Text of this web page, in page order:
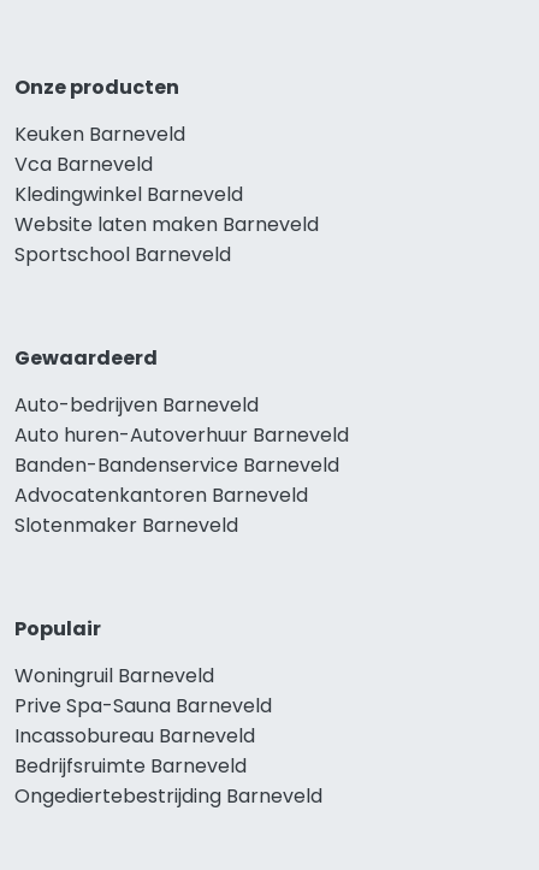
Onze producten
Keuken Barneveld
Vca Barneveld
Kledingwinkel Barneveld
Website laten maken Barneveld
Sportschool Barneveld
Gewaardeerd
Auto-bedrijven Barneveld
Auto huren-Autoverhuur Barneveld
Banden-Bandenservice Barneveld
Advocatenkantoren Barneveld
Slotenmaker Barneveld
Populair
Woningruil Barneveld
Prive Spa-Sauna Barneveld
Incassobureau Barneveld
Bedrijfsruimte Barneveld
Ongediertebestrijding Barneveld